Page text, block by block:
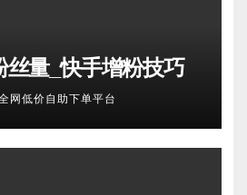
丝量_快手增粉技巧
网低价自助下单平台